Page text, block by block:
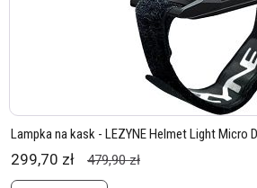
Lampka na kask - LEZYNE Helmet Light Micro
299,70 zł 479,90 zł